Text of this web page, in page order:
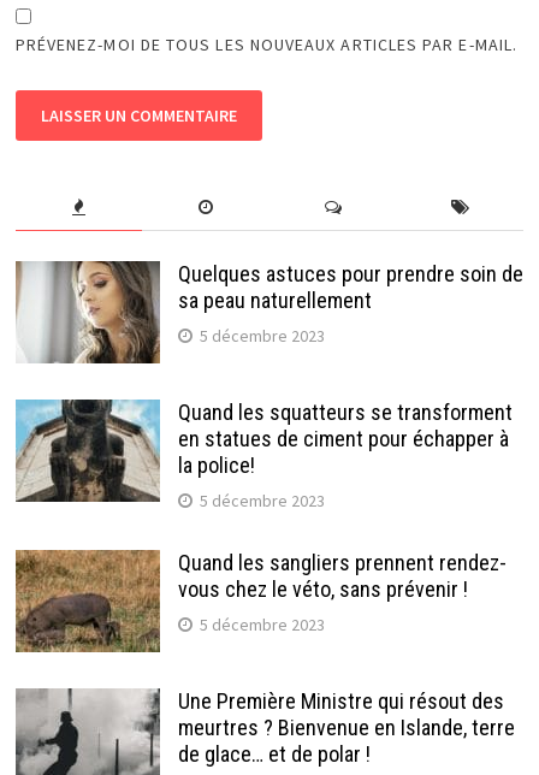
PRÉVENEZ-MOI DE TOUS LES NOUVEAUX ARTICLES PAR E-MAIL.
Quelques astuces pour prendre soin de
sa peau naturellement
5 décembre 2023
Quand les squatteurs se transforment
en statues de ciment pour échapper à
la police!
5 décembre 2023
Quand les sangliers prennent rendez-
vous chez le véto, sans prévenir !
5 décembre 2023
Une Première Ministre qui résout des
meurtres ? Bienvenue en Islande, terre
de glace… et de polar !